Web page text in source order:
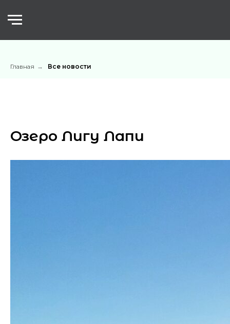
Главная → Все новости
Озеро Лигу Лапи